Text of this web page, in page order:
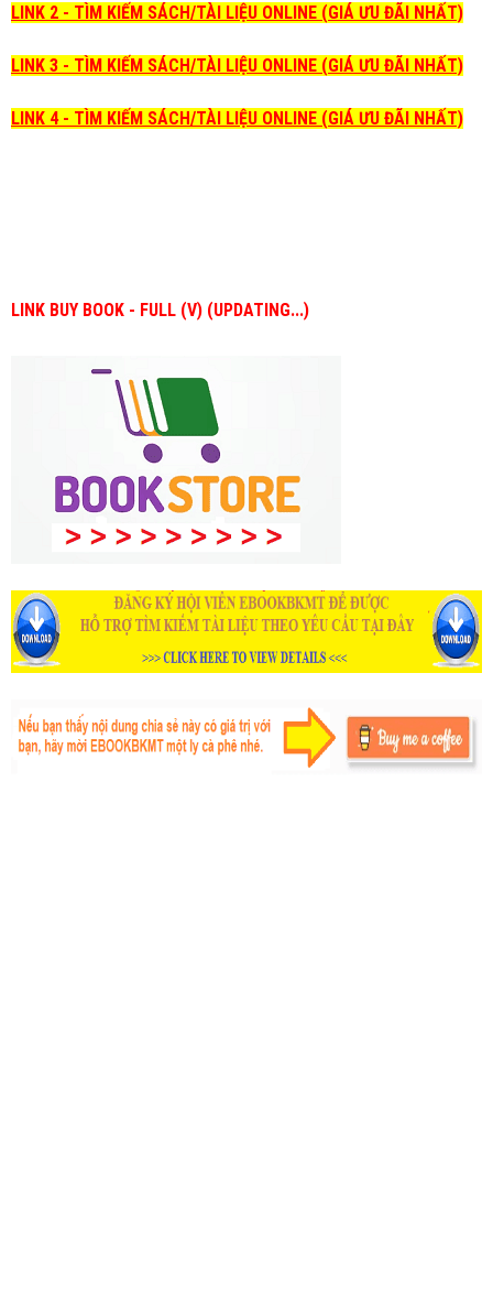
LINK 2 - TÌM KIẾM SÁCH/TÀI LIỆU ONLINE (GIÁ ƯU ĐÃI NHẤT)
LINK 3 - TÌM KIẾM SÁCH/TÀI LIỆU ONLINE (GIÁ ƯU ĐÃI NHẤT)
LINK 4 - TÌM KIẾM SÁCH/TÀI LIỆU ONLINE (GIÁ ƯU ĐÃI NHẤT)
LINK BUY BOOK - FULL (V) (UPDATING...)